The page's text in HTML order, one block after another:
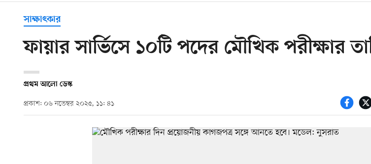
সাক্ষাৎকার
ফায়ার সার্ভিসে ১০টি পদের মৌখিক পরীক্ষার
প্রথম আলো ডেস্ক
প্রকাশ: ০৬ নভেম্বর ২০২৫, ১১: ৪১